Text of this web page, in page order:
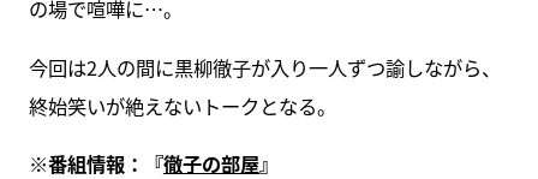
の場で喧嘩に…。
今回は2人の間に黒柳徹子が入り一人ずつ諭しながら、
終始笑いが絶えないトークとなる。
※番組情報：『徹子の部屋』